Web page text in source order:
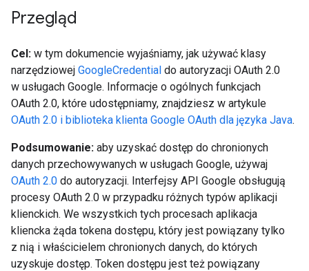
Przegląd
Cel: w tym dokumencie wyjaśniamy, jak używać klasy
narzędziowej GoogleCredential do autoryzacji OAuth 2.0
w usługach Google. Informacje o ogólnych funkcjach
OAuth 2.0, które udostępniamy, znajdziesz w artykule
OAuth 2.0 i biblioteka klienta Google OAuth dla języka Java.
Podsumowanie: aby uzyskać dostęp do chronionych
danych przechowywanych w usługach Google, używaj
OAuth 2.0 do autoryzacji. Interfejsy API Google obsługują
procesy OAuth 2.0 w przypadku różnych typów aplikacji
klienckich. We wszystkich tych procesach aplikacja
kliencka żąda tokena dostępu, który jest powiązany tylko
z nią i właścicielem chronionych danych, do których
uzyskuje dostęp. Token dostępu jest też powiązany